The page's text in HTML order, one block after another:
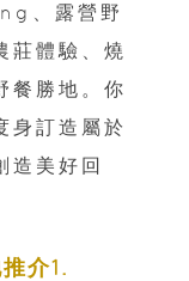
、露營野
莊體驗、燒
餐勝地。你
身訂造屬於
造美好回
介1.